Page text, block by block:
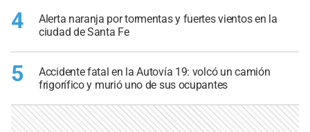
4
Alerta naranja por tormentas y fuertes vientos en la
ciudad de Santa Fe
5
Accidente fatal en la Autovía 19: volcó un camión
frigorífico y murió uno de sus ocupantes